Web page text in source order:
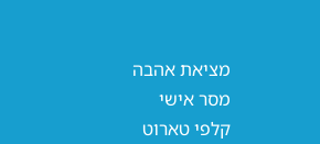
מציאת אהבה
מסר אישי
קלפי טארוט